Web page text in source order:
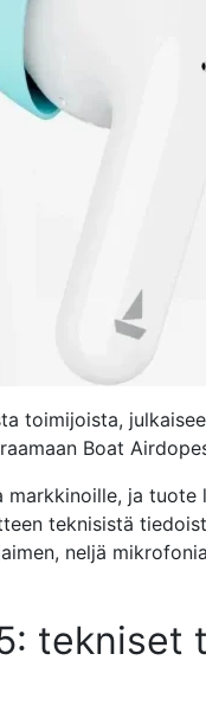
toimijoista,
Boat
ja tuote
teknisistä
neljä
tekniset